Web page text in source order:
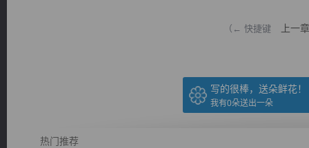
（← 快捷键 上一章
写的很棒，送朵鲜花！
我有0朵送出一朵
热门推荐